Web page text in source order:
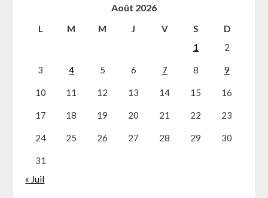
Août 2026
L M M J V S
D
1
2
3 4 5 6 7 8 9
10 11 12 13 14 15 16
17 18 19 20 21 22 23
24 25 26 27 28 29 30
31
« Juil